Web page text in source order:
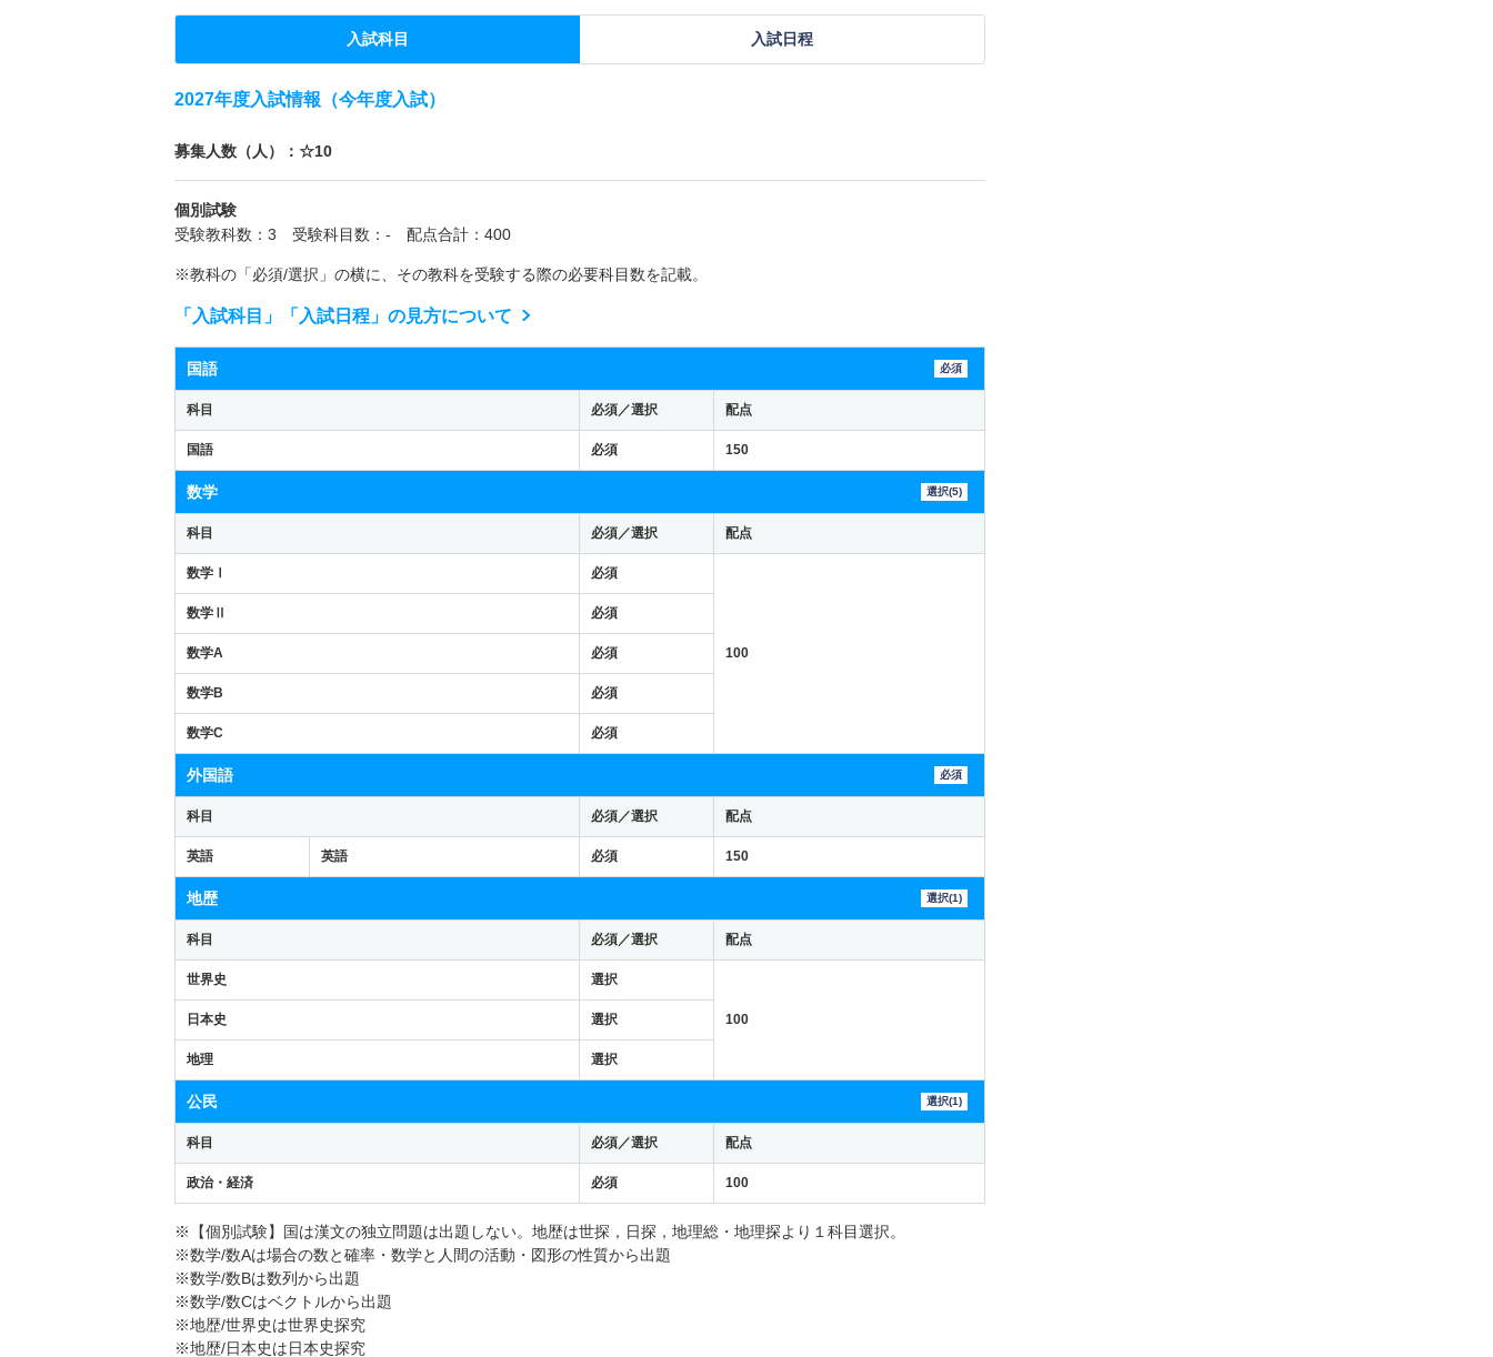
入試科目 入試日程
2027年度入試情報（今年度入試）
募集人数（人）：☆10
個別試験
受験教科数：3 受験科目数：- 配点合計：400
※教科の「必須/選択」の横に、その教科を受験する際の必要科目数を記載。
「入試科目」「入試日程」の見方について
国語 必須
科目 必須／選択 配点
国語 必須 150
数学 選択(5)
科目 必須／選択 配点
数学Ⅰ 必須
100
数学Ⅱ 必須
数学A 必須
数学B 必須
数学C 必須
外国語 必須
科目 必須／選択 配点
英語 英語 必須 150
地歴 選択(1)
科目 必須／選択 配点
世界史 選択
100
日本史 選択
地理 選択
公民 選択(1)
科目 必須／選択 配点
政治・経済 必須 100
※【個別試験】国は漢文の独立問題は出題しない。地歴は世探，日探，地理総・地理探より１科目選択。
※数学/数Aは場合の数と確率・数学と人間の活動・図形の性質から出題
※数学/数Bは数列から出題
※数学/数Cはベクトルから出題
※地歴/世界史は世界史探究
※地歴/日本史は日本史探究